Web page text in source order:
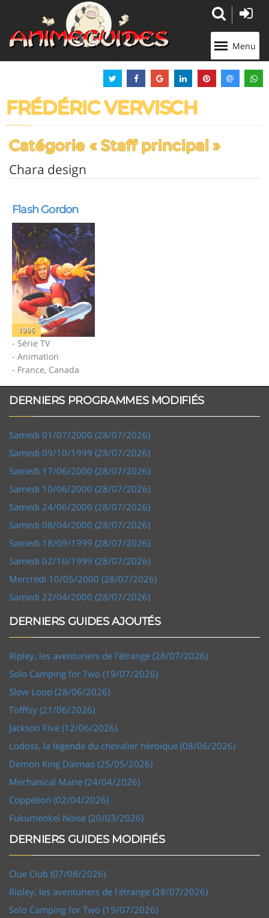
Menu
FRÉDÉRIC VERVISCH
Catégorie « Staff principal »
Chara design
Flash Gordon
1996
- Série TV
- Animation
- France, Canada
DERNIERS PROGRAMMES MODIFIÉS
Samedi 01/07/2000 (28/07/2026)
Samedi 09/10/1999 (28/07/2026)
Samedi 17/06/2000 (28/07/2026)
Samedi 10/06/2000 (28/07/2026)
Samedi 24/06/2000 (28/07/2026)
Samedi 08/04/2000 (28/07/2026)
Samedi 18/09/1999 (28/07/2026)
Samedi 02/10/1999 (28/07/2026)
Mercredi 10/05/2000 (28/07/2026)
Samedi 22/04/2000 (28/07/2026)
DERNIERS GUIDES AJOUTÉS
Ripley, les aventuriers de l'étrange (28/07/2026)
Solo Camping for Two (19/07/2026)
Slow Loop (28/06/2026)
Tofffsy (21/06/2026)
Jackson Five (12/06/2026)
Lodoss, la légende du chevalier héroïque (08/06/2026)
Demon King Daimao (25/05/2026)
Mechanical Marie (24/04/2026)
Coppelion (02/04/2026)
Fukumenkei Noise (20/03/2026)
DERNIERS GUIDES MODIFIÉS
Clue Club (07/08/2026)
Ripley, les aventuriers de l'étrange (28/07/2026)
Solo Camping for Two (19/07/2026)
Panneau de gestion des cookies